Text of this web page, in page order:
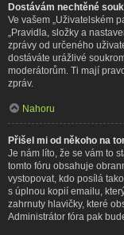
Dostávám nechtěné
Ve vašem „Uživatelském
„Pravidla, složky a
zprávy od určeného
dostáváte urážlivé
moderátorům. Ti mají
zpráv.
Nahoru
Přišel mi od někoho na
Je nám líto, že se vám to
tomto fóru obsahuje
vystopovat, kdo posílá
s úplnou kopií emailu,
zahrnuty hlavičky, které
Administrátor fóra pak